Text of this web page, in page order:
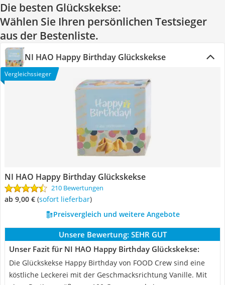
Die besten Glückskekse:
Wählen Sie Ihren persönlichen Testsieger
aus der Bestenliste.
NI HAO Happy Birthday Glückskekse
Vergleichssieger
NI HAO Happy Birthday Glückskekse
210 Bewertungen
ab 9,00 € ( Sofort lieferbar)
Preisvergleich und weitere Angebote
Unsere Bewertung: SEHR GUT
Unser Fazit für NI HAO Happy Birthday Glückskekse:
Die Glückskekse Happy Birthday von FOOD Crew sind eine
köstliche Leckerei mit der Geschmacksrichtung Vanille. Mit